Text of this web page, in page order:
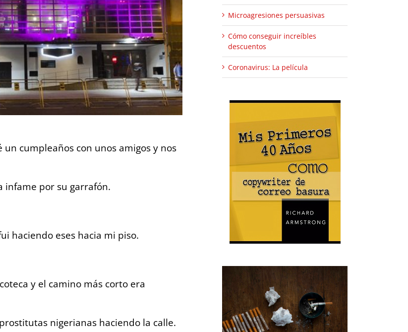
cumpleaños con unos amigos y nos
infame por su garrafón.
haciendo eses hacia mi piso.
y el camino más corto era
nigerianas haciendo la calle.
Microagresiones persuasivas
Cómo conseguir increíbles
descuentos
Coronavirus: La película